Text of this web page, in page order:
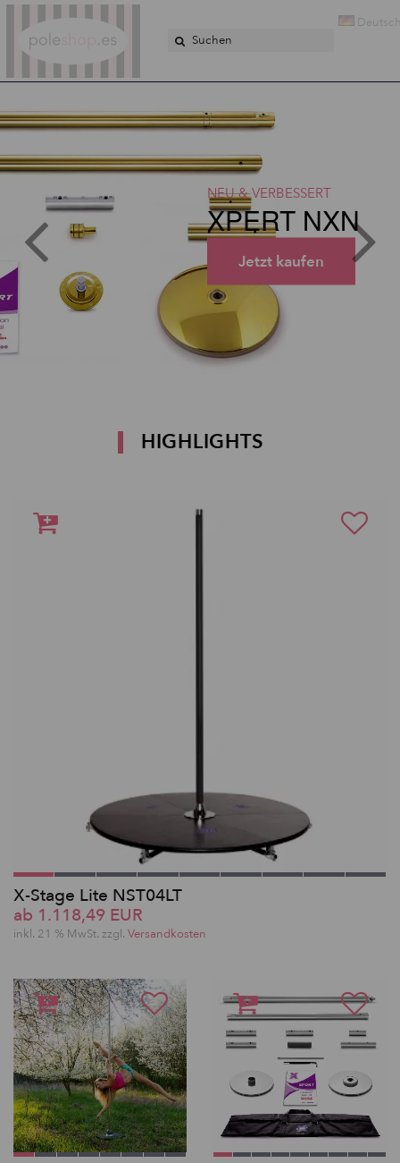
NEU & VERBESSERT
XPERT NXN
Jetzt kaufen
HIGHLIGHTS
X-Stage Lite NST04LT
ab 1.118,49 EUR
inkl. 21 % MwSt. zzgl. Versandkosten